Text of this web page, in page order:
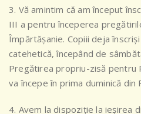
3. Vă amintim că am început
III a pentru începerea
Împărtășanie. Copiii deja
catehetică, începând de
Pregătirea propriu-zisă pentru
va începe în prima duminică din
4. Avem la dispoziție la ieșirea